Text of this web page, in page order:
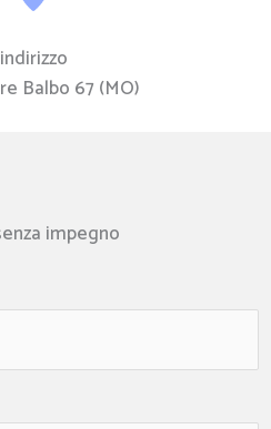
indirizzo
Balbo 67 (MO)
impegno